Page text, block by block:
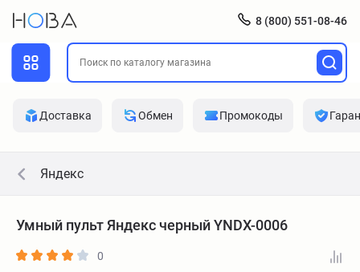
8 (800) 551-08-46
Доставка Обмен Промокоды
Яндекс
Умный пульт Яндекс черный YNDX-0006
0